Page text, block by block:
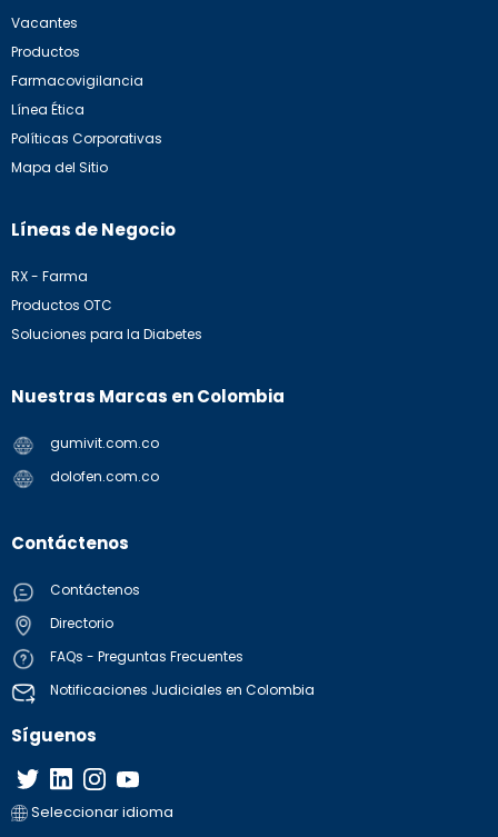
Vacantes
Productos
Farmacovigilancia
Línea Ética
Políticas Corporativas
Mapa del Sitio
Líneas de Negocio
RX - Farma
Productos OTC
Soluciones para la Diabetes
Nuestras Marcas en Colombia
gumivit.com.co
dolofen.com.co
Contáctenos
Contáctenos
Directorio
FAQs - Preguntas Frecuentes
Notificaciones Judiciales en Colombia
Síguenos
Seleccionar idioma